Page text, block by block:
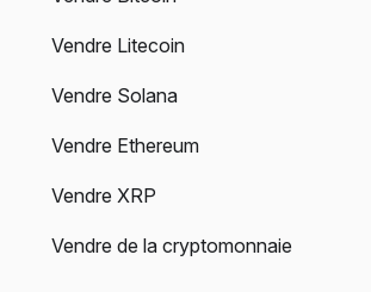
Vendre Litecoin
Vendre Solana
Vendre Ethereum
Vendre XRP
Vendre de la cryptomonnaie